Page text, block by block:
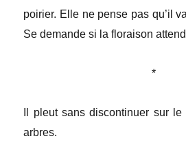
poirier. Elle ne pense pas qu’il
Se demande si la floraison
*
Il pleut sans discontinuer sur
arbres.